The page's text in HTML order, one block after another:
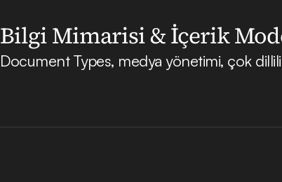
Bilgi Mimarisi & İçerik
Document Types, medya yönetimi, çok